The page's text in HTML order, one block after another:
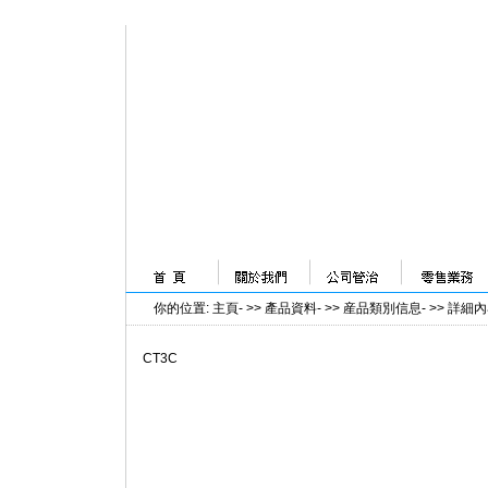
你的位置: 主頁- >> 產品資料- >> 産品類別信息- >> 詳細
CT3C